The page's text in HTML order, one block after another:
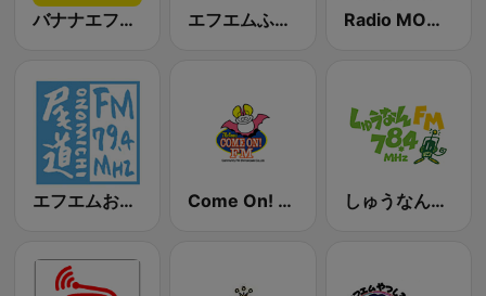
バナナエフエム (Banana FM) エフエムふくやま Radio Bingo Radio MOMO (レディオモモ)
エフエムおのみち (FM Onomichi) Come On! FM しゅうなんエフエム (FM Shunan)